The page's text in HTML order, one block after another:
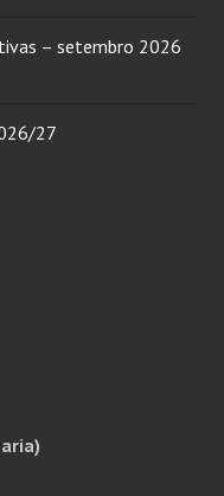
– setembro 2026
27